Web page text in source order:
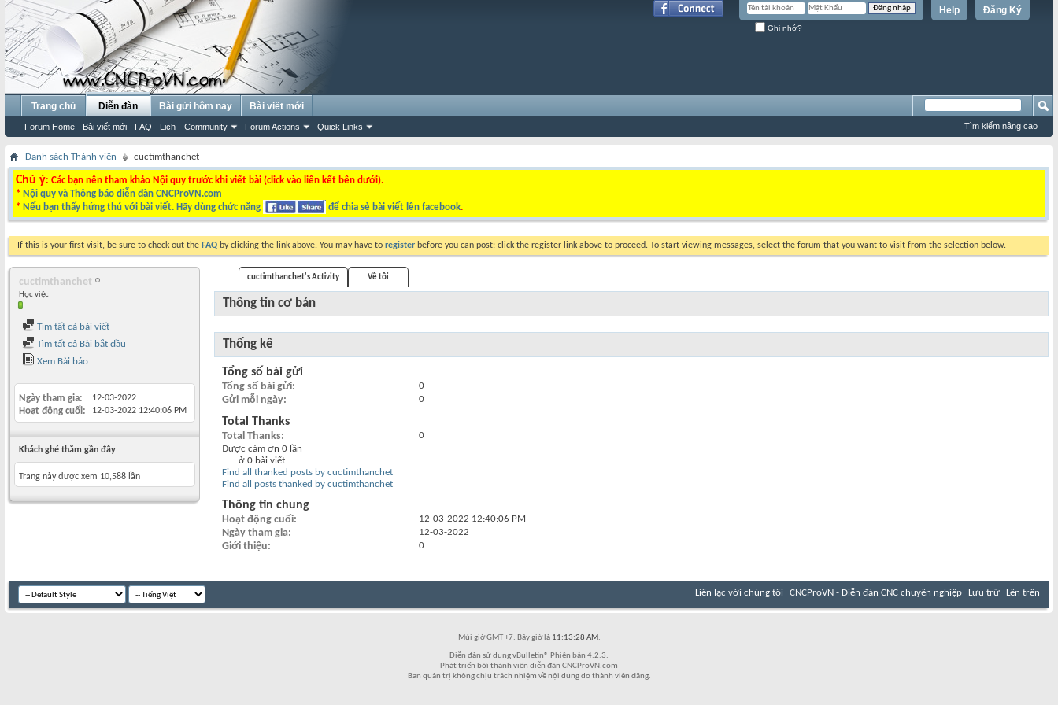
Đăng Ký
Help
Ghi nhớ?
Trang chủ Diễn đàn
Forum Home Bài viết mới FAQ Lịch Community Forum Actions Quick Links
Bài gửi hôm nay Bài viết mới
Tìm kiếm nâng cao
Danh sách Thành viên cuctimthanchet
Chú ý: Các bạn nên tham khảo Nội quy trước khi viết bài (click vào liên kết bên dưới).
* Nội quy và Thông báo diễn đàn CNCProVN.com
* Nếu bạn thấy hứng thú với bài viết. Hãy dùng chức năng để chia sẻ bài viết lên facebook.
If this is your first visit, be sure to check out the FAQ by clicking the link above. You may have to register before you can post: click the register link above to proceed. To start viewing messages, select the forum that you want to visit from the selection below.
cuctimthanchet
Học việc
Tìm tất cả bài viết
Tìm tất cả Bài bắt đầu
Xem Bài báo
Ngày tham gia 12-03-2022
Hoạt động cuối 12-03-2022 12:40:06 PM
Khách ghé thăm gần đây
Trang này được xem 10,588 lần
cuctimthanchet's Activity Về tôi
Thông tin cơ bản
Thống kê
Tổng số bài gửi
Tổng số bài gửi 0
Gửi mỗi ngày 0
Total Thanks
Total Thanks
0
Được cám ơn 0 lần
ở 0 bài viết
Find all thanked posts by cuctimthanchet
Find all posts thanked by cuctimthanchet
Thông tin chung
Hoạt động cuối 12-03-2022 12:40:06 PM
Ngày tham gia 12-03-2022
Giới thiệu 0
Liên lạc với chúng tôi CNCProVN - Diễn đàn CNC chuyên nghiệp Lưu trữ Lên trên
Múi giờ GMT +7. Bây giờ là 11:13:28 AM.
Diễn đàn sử dụng vBulletin® Phiên bản 4.2.3.
Phát triển bởi thành viên diễn đàn CNCProVN.com
Ban quản trị không chịu trách nhiệm về nội dung do thành viên đăng.